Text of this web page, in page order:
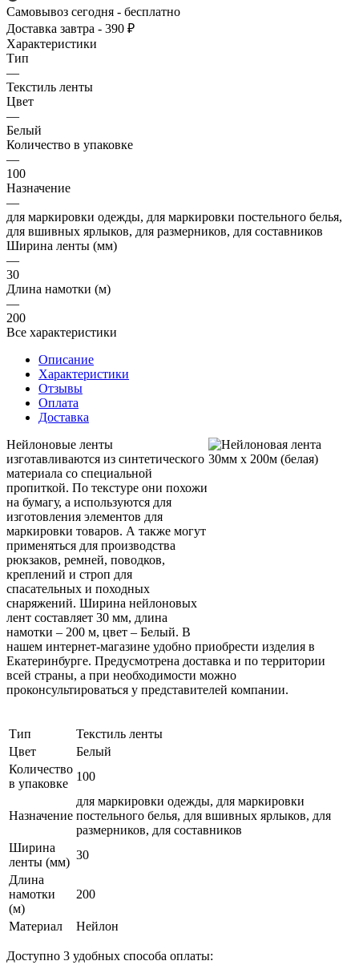
Самовывоз сегодня - бесплатно
Доставка завтра - 390 ₽
Характеристики
Тип
—
Текстиль ленты
Цвет
—
Белый
Количество в упаковке
—
100
Назначение
—
для маркировки одежды, для маркировки постельного белья,
для вшивных ярлыков, для размерников, для составников
Ширина ленты (мм)
—
30
Длина намотки (м)
—
200
Все характеристики
Описание
Характеристики
Отзывы
Оплата
Доставка
Нейлоновые ленты
изготавливаются из синтетического
материала со специальной
пропиткой. По текстуре они похожи
на бумагу, а используются для
изготовления элементов для
маркировки товаров. А также могут
применяться для производства
рюкзаков, ремней, поводков,
креплений и строп для
спасательных и походных
снаряжений. Ширина нейлоновых
лент составляет 30 мм, длина
намотки – 200 м, цвет – Белый. В
нашем интернет-магазине удобно приобрести изделия в
Екатеринбурге. Предусмотрена доставка и по территории
всей страны, а при необходимости можно
проконсультироваться у представителей компании.
Тип
Текстиль ленты
Цвет
Белый
Количество
в упаковке
100
Назначение
для маркировки одежды, для маркировки
постельного белья, для вшивных ярлыков, для
размерников, для составников
Ширина
ленты (мм)
30
Длина
намотки
(м)
200
Материал Нейлон
Доступно 3 удобных способа оплаты: